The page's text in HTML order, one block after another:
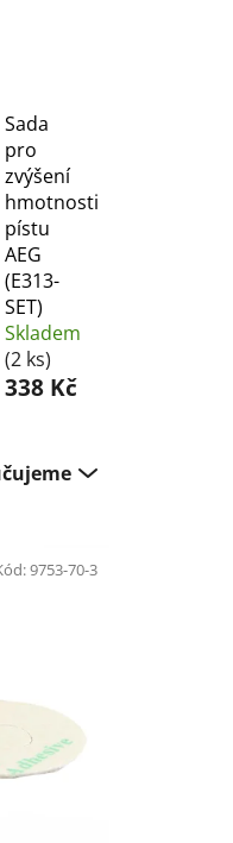
Sada
pro
zvýšení
hmotnosti
pístu
AEG
(E313-
SET)
Skladem
(2 ks)
338 Kč
9753-70-3